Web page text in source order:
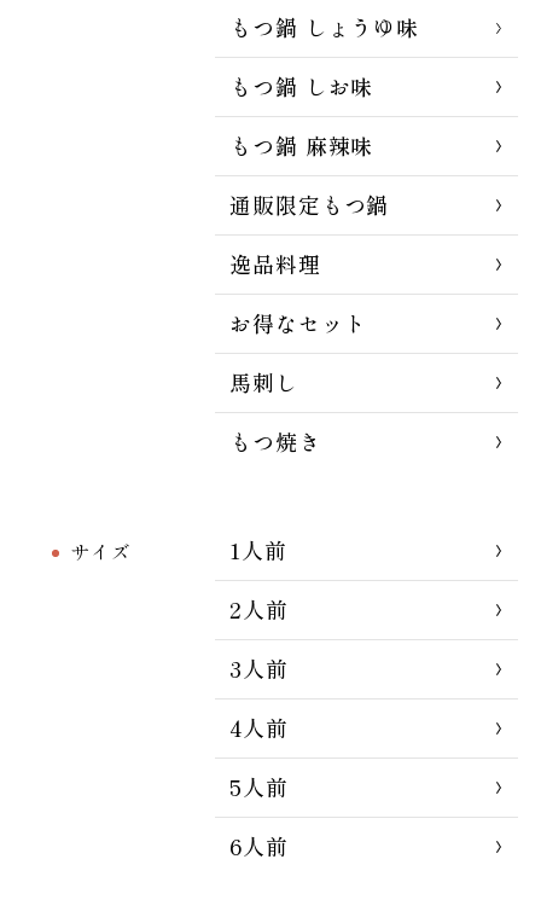
もつ鍋 しょうゆ味
もつ鍋 しお味
もつ鍋 麻辣味
通販限定もつ鍋
逸品料理
お得なセット
馬刺し
もつ焼き
サイズ
1人前
2人前
3人前
4人前
5人前
6人前